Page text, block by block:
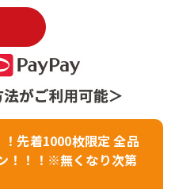
先着1000枚限定 全品
！！！※無くなり次第